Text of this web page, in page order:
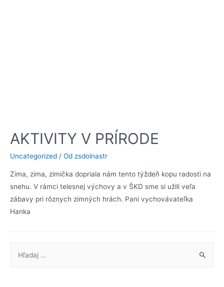
AKTIVITY V PRÍRODE
Uncategorized / Od zsdolnastr
Zima, zima, zimička dopriala nám tento týždeň kopu radosti na
snehu. V rámci telesnej výchovy a v ŠKD sme si užili veľa
zábavy pri rôznych zimných hrách. Pani vychovávateľka
Hanka